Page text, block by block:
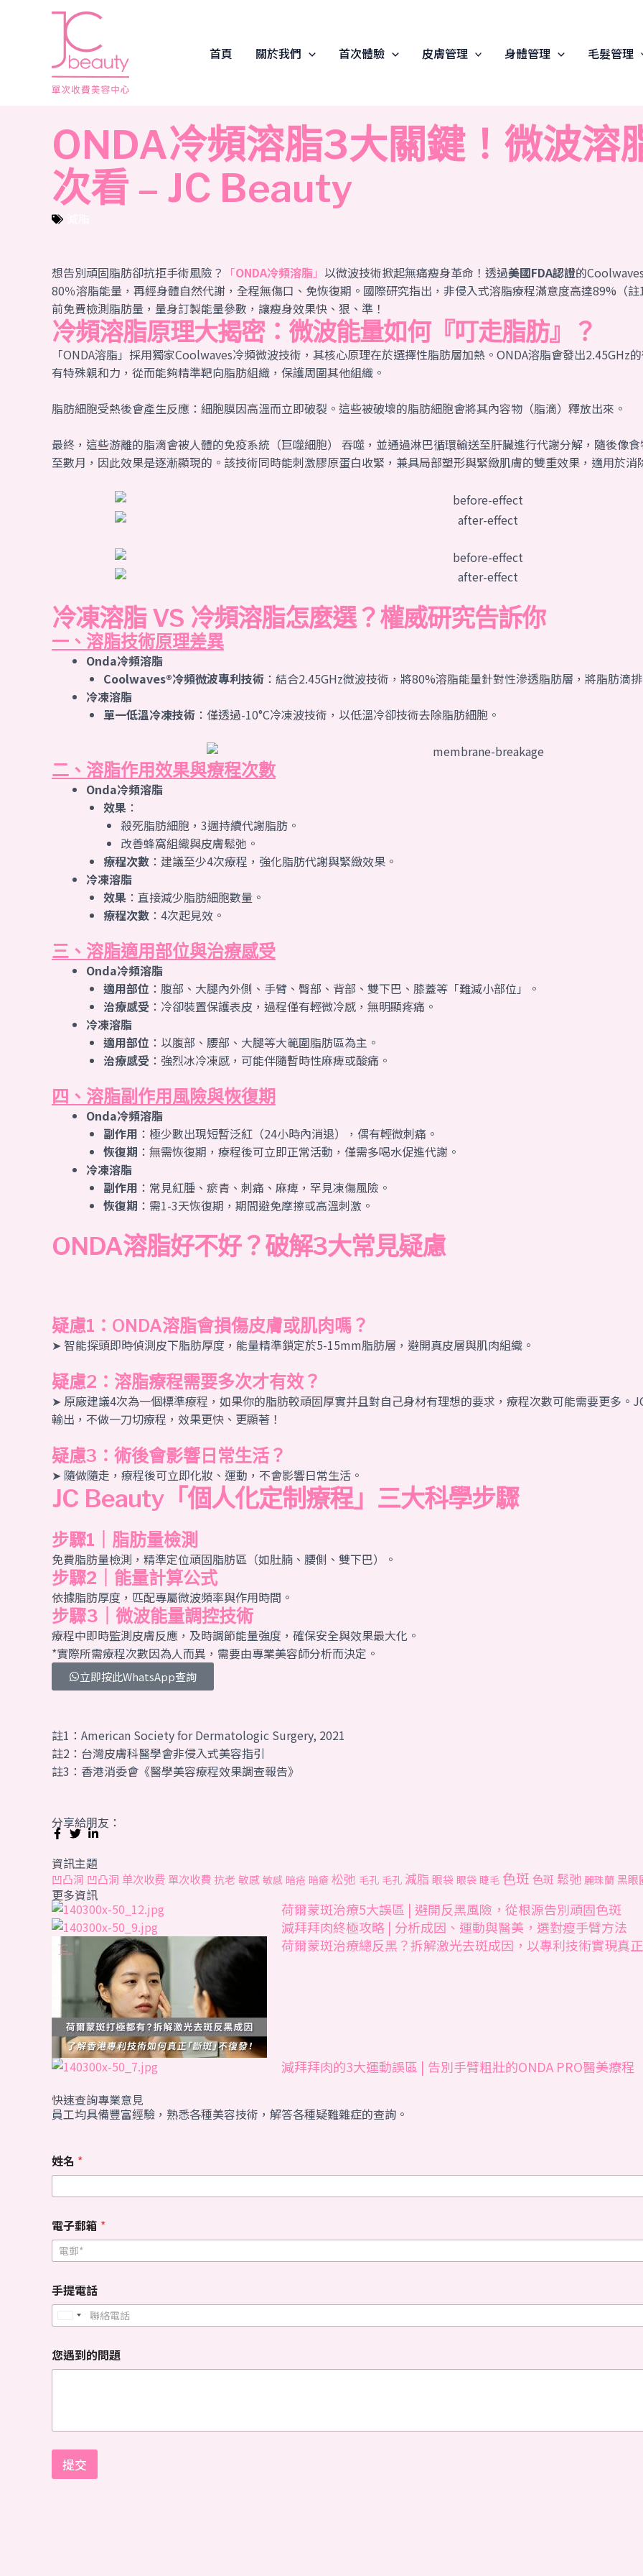
首頁 關於我們 首次體驗 皮膚管理 身體管理 毛髮管理
ONDA冷頻溶脂3大關鍵！微波溶
次看 – JC Beauty
想告別頑固脂肪卻抗拒手術風險？ 「ONDA冷頻溶脂」 以微波技術掀起無痛瘦身革命！透過美國FDA認證的
80％溶脂能量，再經身體自然代謝，全程無傷口、免恢復期。國際研究指出，非侵入式溶脂療程滿意度高達89%（
前免費檢測脂肪量，量身訂製能量參數，讓瘦身效果快、狠、準！
冷頻溶脂原理大揭密：微波能量如何『叮走脂肪』？
「ONDA溶脂」採用獨家Coolwaves冷頻微波技術，其核心原理在於選擇性脂肪層加熱。ONDA溶脂會發出2.45GHz
有特殊親和力，從而能夠精準靶向脂肪組織，保護周圍其他組織。
脂肪細胞受熱後會產生反應：細胞膜因高溫而立即破裂。這些被破壞的脂肪細胞會將其內容物（脂滴）釋放出來。
最終，這些游離的脂滴會被人體的免疫系統（巨噬細胞） 吞噬，並通過淋巴循環輸送至肝臟進行代謝分解，隨後像
至數月，因此效果是逐漸顯現的。該技術同時能刺激膠原蛋白收緊，兼具局部塑形與緊緻肌膚的雙重效果，適用於消
冷凍溶脂 VS 冷頻溶脂怎麼選？權威研究告訴你
一、溶脂技術原理差異
Onda冷頻溶脂
Coolwaves®冷頻微波專利技術 ：結合2.45GHz微波技術，將80%溶脂能量針對性滲透脂肪層，將脂肪滴
冷凍溶脂
單一低溫冷凍技術 ：僅透過-10°C冷凍波技術，以低溫冷卻技術去除脂肪細胞。
二、溶脂作用效果與療程次數
Onda冷頻溶脂
效果 ：
殺死脂肪細胞，3週持續代謝脂肪。
改善蜂窩組織與皮膚鬆弛。
療程次數 ：建議至少4次療程，強化脂肪代謝與緊緻效果。
冷凍溶脂
效果 ：直接減少脂肪細胞數量。
療程次數 ：4次起見效。
三、溶脂適用部位與治療感受
Onda冷頻溶脂
適用部位 ：腹部、大腿內外側、手臂、臀部、背部、雙下巴、膝蓋等「難減小部位」。
治療感受 ：冷卻裝置保護表皮，過程僅有輕微冷感，無明顯疼痛。
冷凍溶脂
適用部位 ：以腹部、腰部、大腿等大範圍脂肪區為主。
治療感受 ：強烈冰冷凍感，可能伴隨暫時性麻痺或酸痛。
四、溶脂副作用風險與恢復期
Onda冷頻溶脂
副作用 ：極少數出現短暫泛紅（24小時內消退），偶有輕微刺痛。
恢復期 ：無需恢復期，療程後可立即正常活動，僅需多喝水促進代謝。
冷凍溶脂
副作用 ：常見紅腫、瘀青、刺痛、麻痺，罕見凍傷風險。
恢復期 ：需1-3天恢復期，期間避免摩擦或高溫刺激。
ONDA溶脂好不好？破解3大常見疑慮
疑慮1：ONDA溶脂會損傷皮膚或肌肉嗎？
➤ 智能探頭即時偵測皮下脂肪厚度，能量精準鎖定於5-15mm脂肪層，避開真皮層與肌肉組織。
疑慮2：溶脂療程需要多次才有效？
➤ 原廠建議4次為一個標準療程，如果你的脂肪較頑固厚實并且對自己身材有理想的要求，療程次數可能需要更多
輸出，不做一刀切療程，效果更快、更顯著！
疑慮3：術後會影響日常生活？
➤ 隨做隨走，療程後可立即化妝、運動，不會影響日常生活。
JC Beauty「個人化定制療程」三大科學步驟
步驟1｜脂肪量檢測
免費脂肪量檢測，精準定位頑固脂肪區（如肚腩、腰側、雙下巴）。
步驟2｜能量計算公式
依據脂肪厚度，匹配專屬微波頻率與作用時間。
步驟3｜微波能量調控技術
療程中即時監測皮膚反應，及時調節能量強度，確保安全與效果最大化。
*實際所需療程次數因為人而異，需要由專業美容師分析而決定。
立即按此WhatsApp查詢
註1：American Society for Dermatologic Surgery, 2021
註2：台灣皮膚科醫學會非侵入式美容指引
註3：香港消委會《醫學美容療程效果調查報告》
分享給朋友：
資訊主題
凹凸洞 凹凸洞 单次收费 單次收費 抗老 敏感 敏感 暗疮 暗瘡 松弛 毛孔 毛孔 減脂 眼袋 眼袋 睫毛 色斑 色斑 鬆弛 麗珠蘭 黑眼
更多資訊
荷爾蒙斑治療5大誤區 | 避開反黑風險，從根源告別頑固色斑
減拜拜肉終極攻略 | 分析成因、運動與醫美，選對瘦手臂方法
荷爾蒙斑治療總反黑？拆解激光去斑成因，以專利技術實現真
減拜拜肉的3大運動誤區 | 告別手臂粗壯的ONDA PRO醫美療程
快速查詢專業意見
員工均具備豐富經驗，熟悉各種美容技術，解答各種疑難雜症的查詢。
姓名 *
電子郵箱 *
手提電話
i
t
S
t
a
t
您遇到的問題
提交